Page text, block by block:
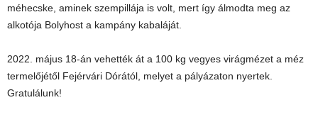
méhecske, aminek szempillája is volt, mert így álmodta meg az
alkotója Bolyhost a kampány kabaláját.
2022. május 18-án vehették át a 100 kg vegyes virágmézet a méz
termelőjétől Fejérvári Dórától, melyet a pályázaton nyertek.
Gratulálunk!